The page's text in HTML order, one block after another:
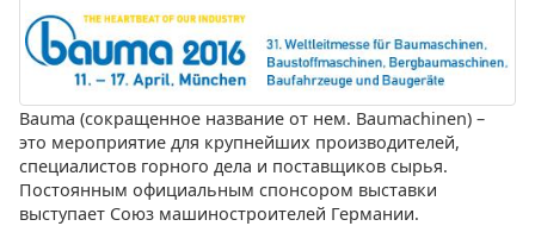
Bauma (сокращенное название от нем. Baumachinen) –
это мероприятие для крупнейших производителей,
специалистов горного дела и поставщиков сырья.
Постоянным официальным спонсором выставки
выступает Союз машиностроителей Германии.